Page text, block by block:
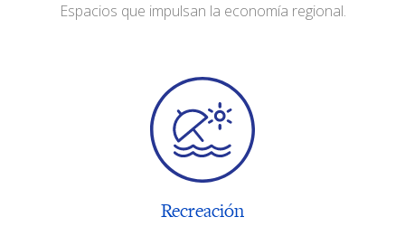
Espacios que impulsan la economía regional.
Recreación